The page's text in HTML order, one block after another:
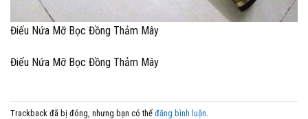
Điếu Nứa Mỡ Bọc Đồng Thảm Mây
Điếu Nứa Mỡ Bọc Đồng Thảm Mây
Trackback đã bị đóng, nhưng bạn có thể đăng bình luận